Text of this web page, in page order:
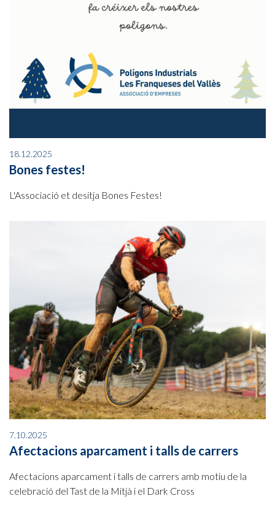
18.12.2025
Bones festes!
L'Associació et desitja Bones Festes!
7.10.2025
Afectacions aparcament i talls de carrers
Afectacions aparcament i talls de carrers amb motiu de la
celebració del Tast de la Mitjà i el Dark Cross